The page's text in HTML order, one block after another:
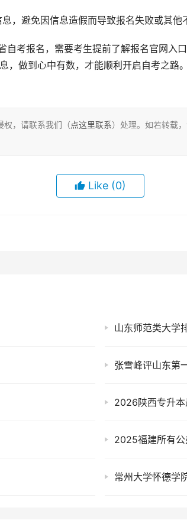
，避免因信息造假而导致报名失败或其他
，做到心中有数，才能顺利开启自考之路
权，请联系我们（点这里联系）处理。如若转载，
Like (0)
山东师范类大学
张雪峰评山东第
2026陕西专升
2025福建所有
常州大学怀德学